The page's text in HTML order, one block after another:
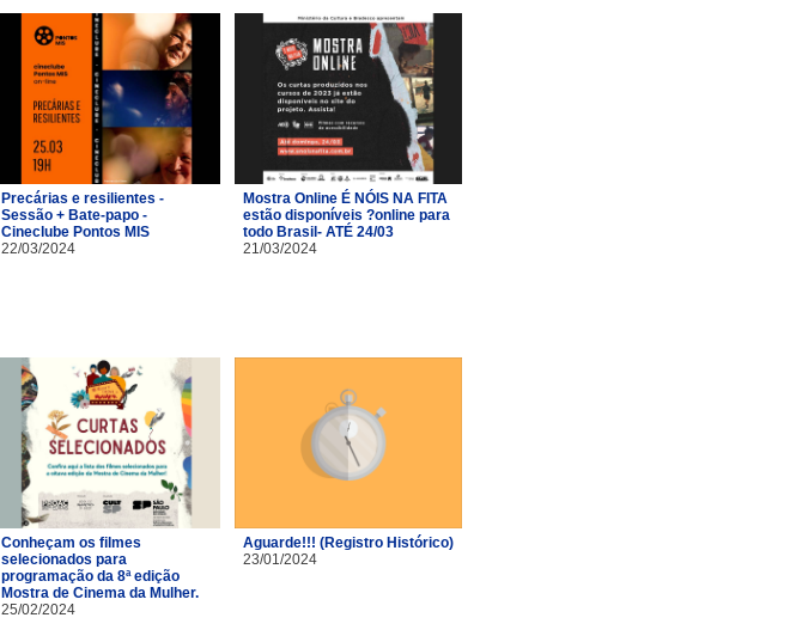
Precárias e resilientes -
Sessão + Bate-papo -
Cineclube Pontos MIS
22/03/2024
Mostra Online É NÓIS NA FITA
estão disponíveis ?online para
todo Brasil- ATÉ 24/03
21/03/2024
Conheçam os filmes
selecionados para
programação da 8ª edição
Mostra de Cinema da Mulher.
25/02/2024
Aguarde!!! (Registro Histórico)
23/01/2024